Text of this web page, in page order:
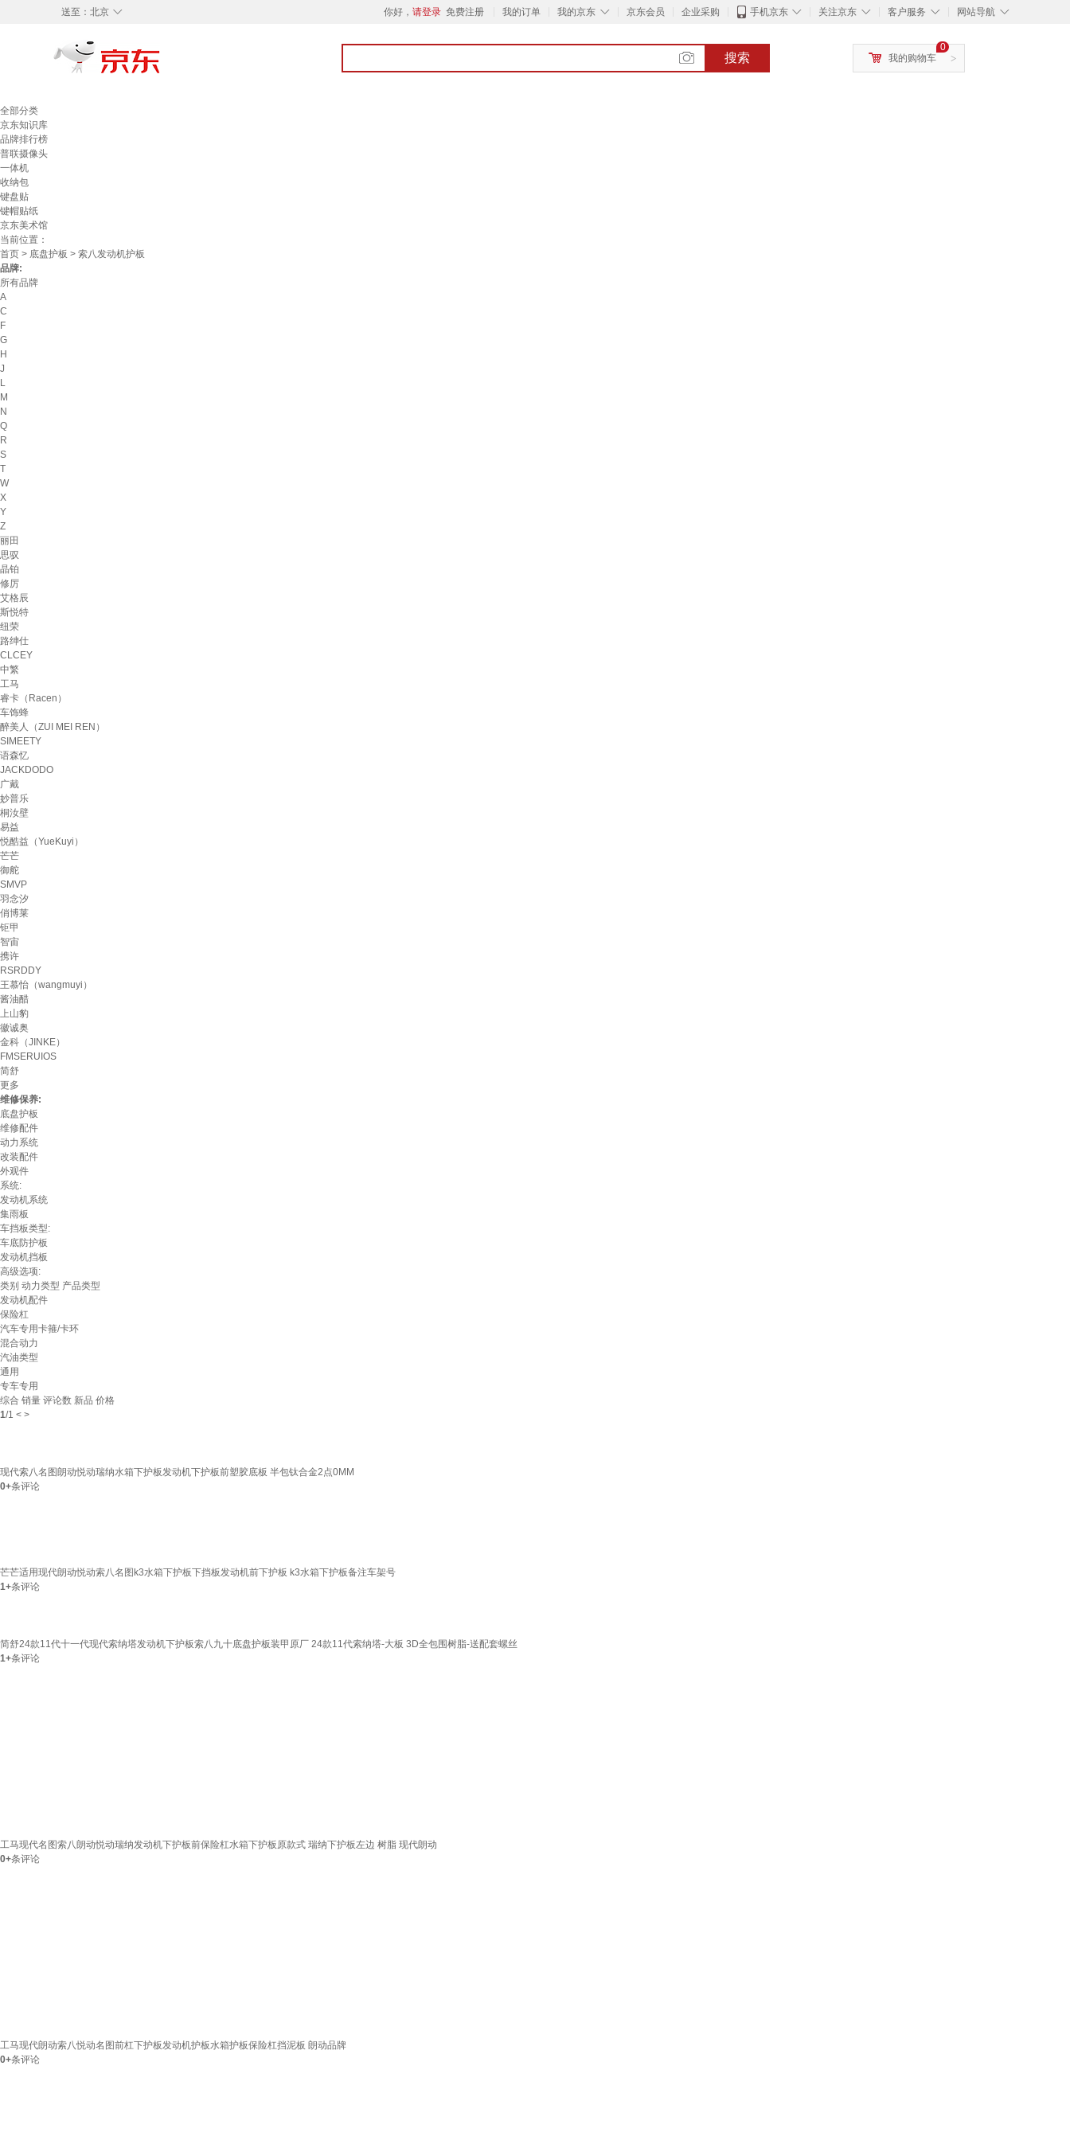
◇
送至： 北京 你好， 请登录 免费注册 我的订单 ◇
我的京东 京东会员 企业采购 ◇
手机京东 ◇
关注京东 ◇
客户服务 ◇
网站导航
搜索 >
0
我的购物车
全部分类
京东知识库
品牌排行榜
普联摄像头
一体机
收纳包
键盘贴
键帽贴纸
京东美术馆
当前位置：
首页 > 底盘护板 > 索八发动机护板
品牌:
所有品牌
A
C
F
G
H
J
L
M
N
Q
R
S
T
W
X
Y
Z
丽田
思驭
晶铂
修厉
艾格辰
斯悦特
纽荣
路绅仕
CLCEY
中繁
工马
睿卡（Racen）
车饰蜂
醉美人（ZUI MEI REN）
SIMEETY
语森忆
JACKDODO
广戴
妙普乐
桐汝壁
易益
悦酷益（YueKuyi）
芒芒
御舵
SMVP
羽念汐
俏博莱
钜甲
智宙
携许
RSRDDY
王慕怡（wangmuyi）
酱油醋
上山豹
徽诚奥
金科（JINKE）
FMSERUIOS
简舒
更多
维修保养:
底盘护板
维修配件
动力系统
改装配件
外观件
系统:
发动机系统
集雨板
车挡板类型:
车底防护板
发动机挡板
高级选项:
类别 动力类型 产品类型
发动机配件
保险杠
汽车专用卡箍/卡环
混合动力
汽油类型
通用
专车专用
综合 销量 评论数 新品 价格
1/1 < >
现代索八名图朗动悦动瑞纳水箱下护板发动机下护板前塑胶底板 半包钛合金2点0MM
0+条评论
芒芒适用现代朗动悦动索八名图k3水箱下护板下挡板发动机前下护板 k3水箱下护板备注车架号
1+条评论
简舒24款11代十一代现代索纳塔发动机下护板索八九十底盘护板装甲原厂 24款11代索纳塔-大板 3D全包围树脂-送配套螺丝
1+条评论
工马现代名图索八朗动悦动瑞纳发动机下护板前保险杠水箱下护板原款式 瑞纳下护板左边 树脂 现代朗动
0+条评论
工马现代朗动索八悦动名图前杠下护板发动机护板水箱护板保险杠挡泥板 朗动品牌
0+条评论